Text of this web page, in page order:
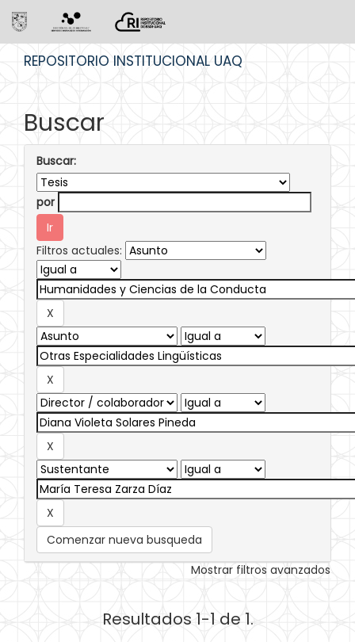
REPOSITORIO INSTITUCIONAL UAQ
Buscar
Buscar:
por
Filtros actuales:
Comenzar nueva busqueda
Mostrar filtros avanzados
Resultados 1-1 de 1.